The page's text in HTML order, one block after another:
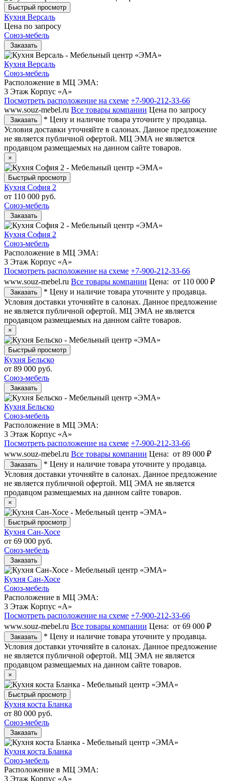
Быстрый просмотр
Кухня Версаль
Цена по запросу
Союз-мебель
Заказать
Кухня Версаль
Союз-мебель
Расположение в МЦ ЭМА:
3 Этаж Корпус «А»
Посмотреть расположение на схеме +7-900-212-33-66
www.souz-mebel.ru Все товары компании Цена по запросу
Заказать
* Цену и наличие товара уточните у продавца.
Условия доставки уточняйте в салонах. Данное предложение
не является публичной офертой. МЦ ЭМА не является
продавцом размещаемых на данном сайте товаров.
×
Быстрый просмотр
Кухня София 2
от 110 000 руб.
Союз-мебель
Заказать
Кухня София 2
Союз-мебель
Расположение в МЦ ЭМА:
3 Этаж Корпус «А»
Посмотреть расположение на схеме +7-900-212-33-66
www.souz-mebel.ru Все товары компании Цена: от 110 000 ₽
Заказать
* Цену и наличие товара уточните у продавца.
Условия доставки уточняйте в салонах. Данное предложение
не является публичной офертой. МЦ ЭМА не является
продавцом размещаемых на данном сайте товаров.
×
Быстрый просмотр
Кухня Бельско
от 89 000 руб.
Союз-мебель
Заказать
Кухня Бельско
Союз-мебель
Расположение в МЦ ЭМА:
3 Этаж Корпус «А»
Посмотреть расположение на схеме +7-900-212-33-66
www.souz-mebel.ru Все товары компании Цена: от 89 000 ₽
Заказать
* Цену и наличие товара уточните у продавца.
Условия доставки уточняйте в салонах. Данное предложение
не является публичной офертой. МЦ ЭМА не является
продавцом размещаемых на данном сайте товаров.
×
Быстрый просмотр
Кухня Сан-Хосе
от 69 000 руб.
Союз-мебель
Заказать
Кухня Сан-Хосе
Союз-мебель
Расположение в МЦ ЭМА:
3 Этаж Корпус «А»
Посмотреть расположение на схеме +7-900-212-33-66
www.souz-mebel.ru Все товары компании Цена: от 69 000 ₽
Заказать
* Цену и наличие товара уточните у продавца.
Условия доставки уточняйте в салонах. Данное предложение
не является публичной офертой. МЦ ЭМА не является
продавцом размещаемых на данном сайте товаров.
×
Быстрый просмотр
Кухня коста Бланка
от 80 000 руб.
Союз-мебель
Заказать
Кухня коста Бланка
Союз-мебель
Расположение в МЦ ЭМА:
3 Этаж Корпус «А»